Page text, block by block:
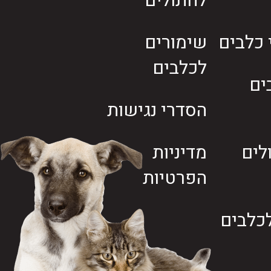
כלבים שימורים
לכלבים
הסדרי נגישות
מדיניות
הפרטיות